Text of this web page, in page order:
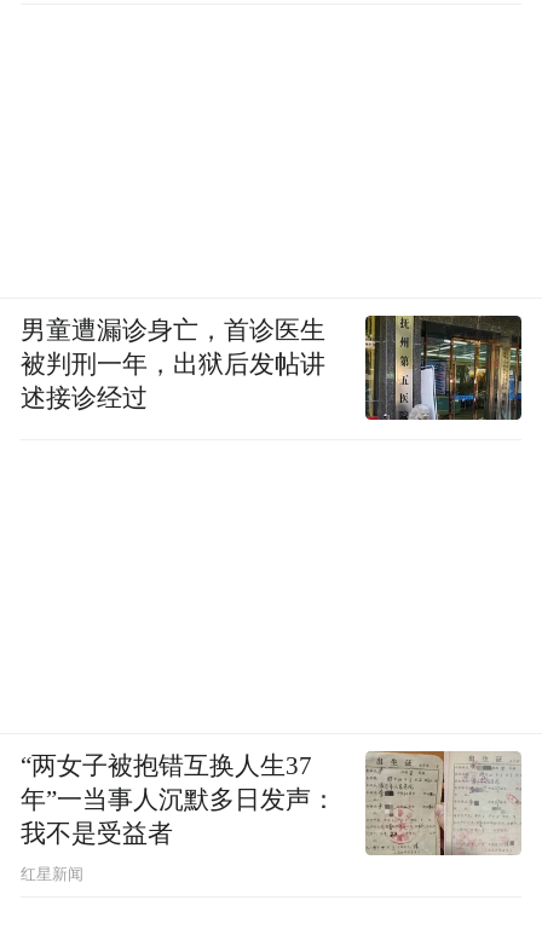
男童遭漏诊身亡，首诊医生
被判刑一年，出狱后发帖讲
述接诊经过
“两女子被抱错互换人生37
年”一当事人沉默多日发声：
我不是受益者
红星新闻